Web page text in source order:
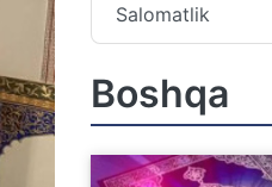
Salomatlik
Boshqa